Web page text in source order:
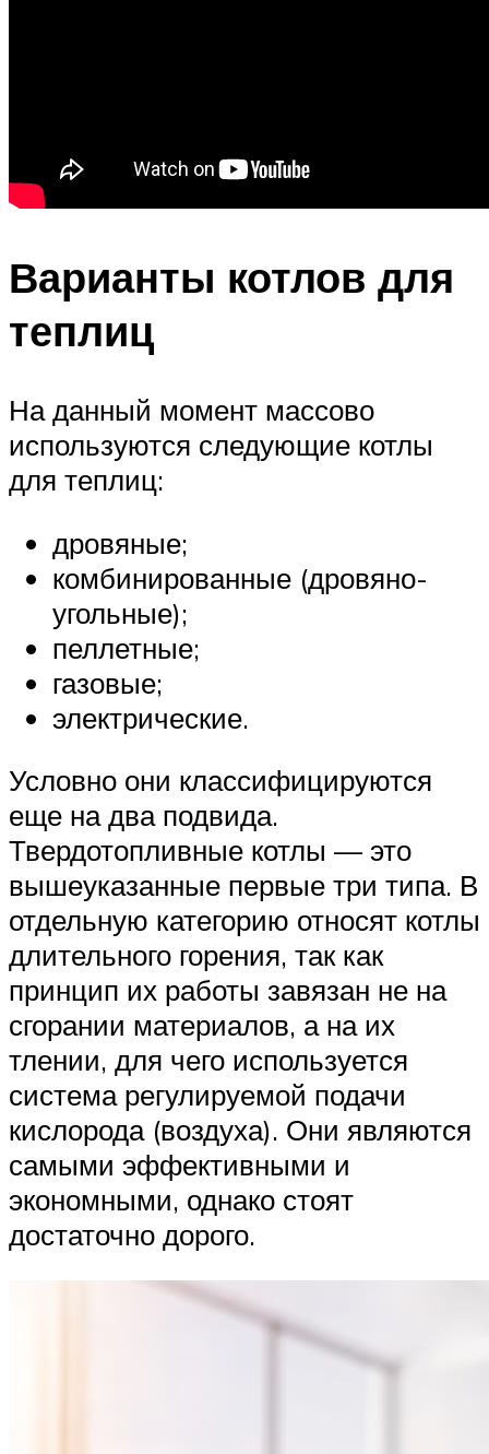
Варианты котлов для
теплиц
На данный момент массово
используются следующие котлы
для теплиц:
дровяные;
комбинированные (дровяно-
угольные);
пеллетные;
газовые;
электрические.
Условно они классифицируются
еще на два подвида.
Твердотопливные котлы — это
вышеуказанные первые три типа. В
отдельную категорию относят котлы
длительного горения, так как
принцип их работы завязан не на
сгорании материалов, а на их
тлении, для чего используется
система регулируемой подачи
кислорода (воздуха). Они являются
самыми эффективными и
экономными, однако стоят
достаточно дорого.